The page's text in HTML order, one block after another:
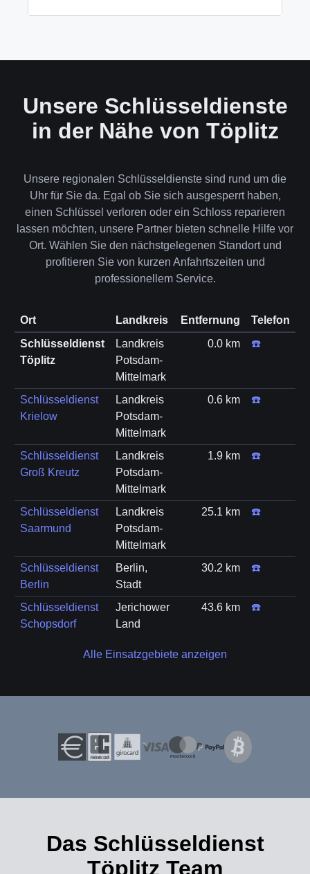
Unsere Schlüsseldienste
in der Nähe von Töplitz
Unsere regionalen Schlüsseldienste sind rund um die
Uhr für Sie da. Egal ob Sie sich ausgesperrt haben,
einen Schlüssel verloren oder ein Schloss reparieren
lassen möchten, unsere Partner bieten schnelle Hilfe vor
Ort. Wählen Sie den nächstgelegenen Standort und
profitieren Sie von kurzen Anfahrtszeiten und
professionellem Service.
Ort Landkreis Entfernung
Telefon
Schlüsseldienst
Töplitz
Landkreis
Potsdam-
Mittelmark
0.0 km ☎️
Schlüsseldienst
Krielow
Landkreis
Potsdam-
Mittelmark
0.6 km ☎️
Schlüsseldienst
Groß Kreutz
Landkreis
Potsdam-
Mittelmark
1.9 km ☎️
Schlüsseldienst
Saarmund
Landkreis
Potsdam-
Mittelmark
25.1 km ☎️
Schlüsseldienst
Berlin
Berlin,
Stadt
30.2 km ☎️
Schlüsseldienst
Schopsdorf
Jerichower
Land
43.6 km ☎️
Alle Einsatzgebiete anzeigen
Das Schlüsseldienst
Töplitz Team